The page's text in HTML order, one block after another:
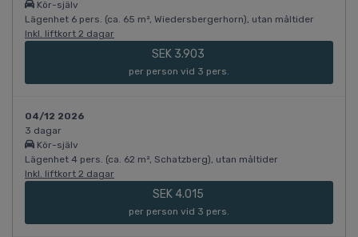
Kör-själv
Lägenhet 6 pers. (ca. 65 m², Wiedersbergerhorn), utan måltider
Inkl. liftkort 2 dagar
SEK 3.903
per person vid 3 pers.
04/12 2026
3 dagar
Kör-själv
Lägenhet 4 pers. (ca. 62 m², Schatzberg), utan måltider
Inkl. liftkort 2 dagar
SEK 4.015
per person vid 3 pers.